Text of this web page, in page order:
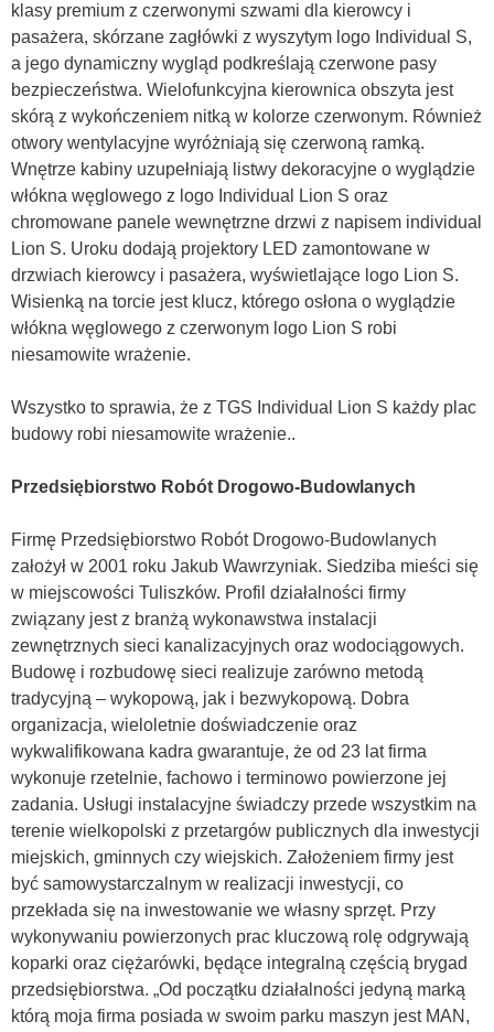
klasy premium z czerwonymi szwami dla kierowcy i
pasażera, skórzane zagłówki z wyszytym logo Individual S,
a jego dynamiczny wygląd podkreślają czerwone pasy
bezpieczeństwa. Wielofunkcyjna kierownica obszyta jest
skórą z wykończeniem nitką w kolorze czerwonym. Również
otwory wentylacyjne wyróżniają się czerwoną ramką.
Wnętrze kabiny uzupełniają listwy dekoracyjne o wyglądzie
włókna węglowego z logo Individual Lion S oraz
chromowane panele wewnętrzne drzwi z napisem individual
Lion S. Uroku dodają projektory LED zamontowane w
drzwiach kierowcy i pasażera, wyświetlające logo Lion S.
Wisienką na torcie jest klucz, którego osłona o wyglądzie
włókna węglowego z czerwonym logo Lion S robi
niesamowite wrażenie.
Wszystko to sprawia, że z TGS Individual Lion S każdy plac
budowy robi niesamowite wrażenie..
Przedsiębiorstwo Robót Drogowo-Budowlanych
Firmę Przedsiębiorstwo Robót Drogowo-Budowlanych
założył w 2001 roku Jakub Wawrzyniak. Siedziba mieści się
w miejscowości Tuliszków. Profil działalności firmy
związany jest z branżą wykonawstwa instalacji
zewnętrznych sieci kanalizacyjnych oraz wodociągowych.
Budowę i rozbudowę sieci realizuje zarówno metodą
tradycyjną – wykopową, jak i bezwykopową. Dobra
organizacja, wieloletnie doświadczenie oraz
wykwalifikowana kadra gwarantuje, że od 23 lat firma
wykonuje rzetelnie, fachowo i terminowo powierzone jej
zadania. Usługi instalacyjne świadczy przede wszystkim na
terenie wielkopolski z przetargów publicznych dla inwestycji
miejskich, gminnych czy wiejskich. Założeniem firmy jest
być samowystarczalnym w realizacji inwestycji, co
przekłada się na inwestowanie we własny sprzęt. Przy
wykonywaniu powierzonych prac kluczową rolę odgrywają
koparki oraz ciężarówki, będące integralną częścią brygad
przedsiębiorstwa. „Od początku działalności jedyną marką
którą moja firma posiada w swoim parku maszyn jest MAN,